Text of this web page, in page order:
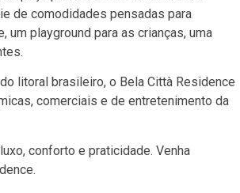
de comodidades pensadas para
playground para as crianças, uma
litoral brasileiro, o Bela Città Residence
comerciais e de entretenimento da
conforto e praticidade. Venha